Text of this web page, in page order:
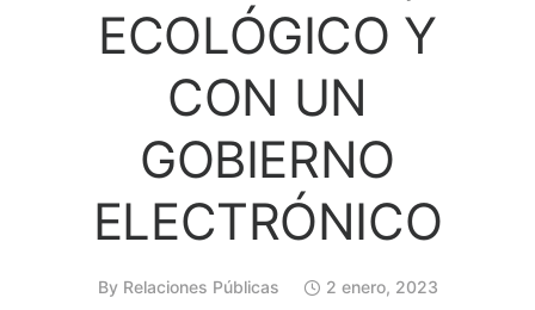
ECOLÓGICO Y
CON UN
GOBIERNO
ELECTRÓNICO
By Relaciones Públicas 2 enero, 2023